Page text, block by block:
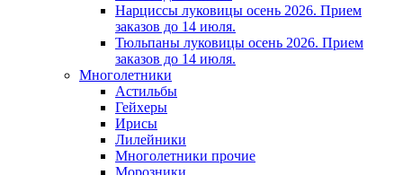
Нарциссы луковицы осень 2026. Прием
заказов до 14 июля.
Тюльпаны луковицы осень 2026. Прием
заказов до 14 июля.
Многолетники
Астильбы
Гейхеры
Ирисы
Лилейники
Многолетники прочие
Морозники